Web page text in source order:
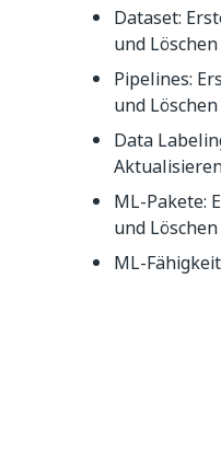
Dataset:
und Löschen
Pipelines:
und Löschen
Data
ML-Pakete:
und Löschen
ML-